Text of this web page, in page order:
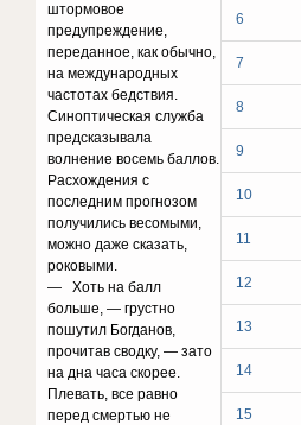
6
7
8
9
10
11
12
13
14
15
штормовое
предупреждение,
переданное, как обычно,
на международных
частотах бедствия.
Синоптическая служба
предсказывала
волнение восемь баллов.
Расхождения с
последним прогнозом
получились весомыми,
можно даже сказать,
роковыми.
— Хоть на балл
больше, — грустно
пошутил Богданов,
прочитав сводку, — зато
на дна часа скорее.
Плевать, все равно
перед смертью не